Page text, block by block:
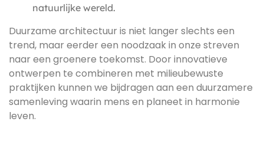
natuurlijke wereld.
Duurzame architectuur is niet langer slechts een
trend, maar eerder een noodzaak in onze streven
naar een groenere toekomst. Door innovatieve
ontwerpen te combineren met milieubewuste
praktijken kunnen we bijdragen aan een duurzamere
samenleving waarin mens en planeet in harmonie
leven.